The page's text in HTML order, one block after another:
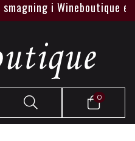
i Wineboutique eller
0